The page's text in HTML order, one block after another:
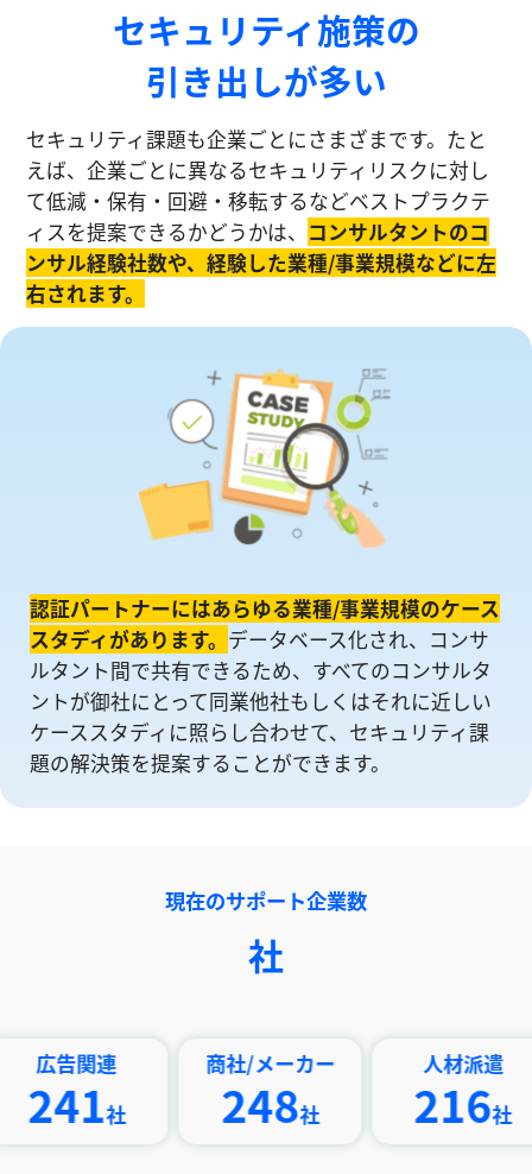
セキュリティ施策の
引き出しが多い
セキュリティ課題も企業ごとにさまざまです。たと
えば、企業ごとに異なるセキュリティリスクに対し
て低減・保有・回避・移転するなどベストプラクテ
ィスを提案できるかどうかは、 コンサルタントのコ
ンサル経験社数や、経験した業種/事業規模などに左
右されます。
認証パートナーにはあらゆる業種/事業規模のケース
スタディがあります。 データベース化され、コンサ
ルタント間で共有できるため、すべてのコンサルタ
ントが御社にとって同業他社もしくはそれに近しい
ケーススタディに照らし合わせて、セキュリティ課
題の解決策を提案することができます。
現在のサポート企業数
社
社
商社/メーカー
社 社